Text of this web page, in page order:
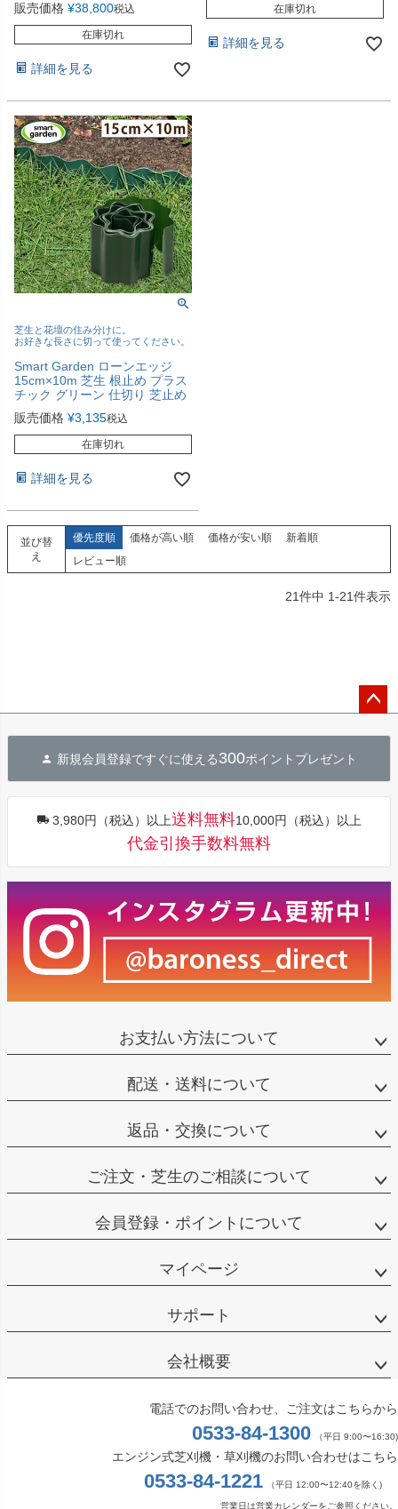
販売価格 ¥38,800税込
在庫切れ
詳細を見る
在庫切れ
詳細を見る
芝生と花壇の住み分けに。
お好きな長さに切って使ってください。
Smart Garden ローンエッジ
15cm×10m 芝生 根止め プラス
チック グリーン 仕切り 芝止め
販売価格 ¥3,135税込
在庫切れ
詳細を見る
並び替
え
優先度順 価格が高い順 価格が安い順
新着順
レビュー順
21件中 1-21件表示
へ
新規会員登録ですぐに使える300ポイントプレゼント
3,980円（税込）以上送料無料10,000円（税込）以上
代金引換手数料無料
お支払い方法について
配送・送料について
返品・交換について
ご注文・芝生のご相談について
会員登録・ポイントについて
マイページ
サポート
会社概要
電話でのお問い合わせ、ご注文はこちらから
0533-84-1300 （平日 9:00〜16:30)
エンジン式芝刈機・草刈機のお問い合わせはこちら
0533-84-1221 （平日 12:00〜12:40を除く)
営業日は営業カレンダーをご参照ください。